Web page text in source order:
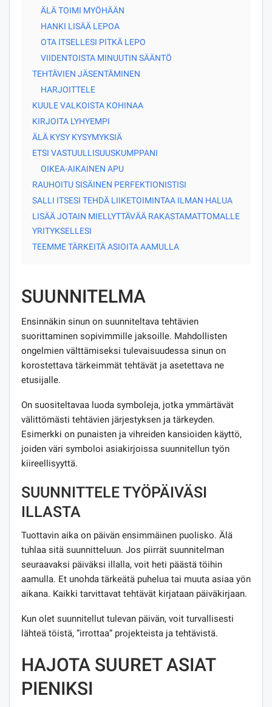
ÄLÄ TOIMI MYÖHÄÄN
HANKI LISÄÄ LEPOA
OTA ITSELLESI PITKÄ LEPO
VIIDENTOISTA MINUUTIN SÄÄNTÖ
TEHTÄVIEN JÄSENTÄMINEN
HARJOITTELE
KUULE VALKOISTA KOHINAA
KIRJOITA LYHYEMPI
ÄLÄ KYSY KYSYMYKSIÄ
ETSI VASTUULLISUUSKUMPPANI
OIKEA-AIKAINEN APU
RAUHOITU SISÄINEN PERFEKTIONISTISI
SALLI ITSESI TEHDÄ LIIKETOIMINTAA ILMAN HALUA
LISÄÄ JOTAIN MIELLYTTÄVÄÄ RAKASTAMATTOMALLE
YRITYKSELLESI
TEEMME TÄRKEITÄ ASIOITA AAMULLA
SUUNNITELMA
Ensinnäkin sinun on suunniteltava tehtävien
suorittaminen sopivimmille jaksoille. Mahdollisten
ongelmien välttämiseksi tulevaisuudessa sinun on
korostettava tärkeimmät tehtävät ja asetettava ne
etusijalle.
On suositeltavaa luoda symboleja, jotka ymmärtävät
välittömästi tehtävien järjestyksen ja tärkeyden.
Esimerkki on punaisten ja vihreiden kansioiden käyttö,
joiden väri symboloi asiakirjoissa suunnitellun työn
kiireellisyyttä.
SUUNNITTELE TYÖPÄIVÄSI
ILLASTA
Tuottavin aika on päivän ensimmäinen puolisko. Älä
tuhlaa sitä suunnitteluun. Jos piirrät suunnitelman
seuraavaksi päiväksi illalla, voit heti päästä töihin
aamulla. Et unohda tärkeätä puhelua tai muuta asiaa yön
aikana. Kaikki tarvittavat tehtävät kirjataan päiväkirjaan.
Kun olet suunnitellut tulevan päivän, voit turvallisesti
lähteä töistä, ”irrottaa” projekteista ja tehtävistä.
HAJOTA SUURET ASIAT
PIENIKSI